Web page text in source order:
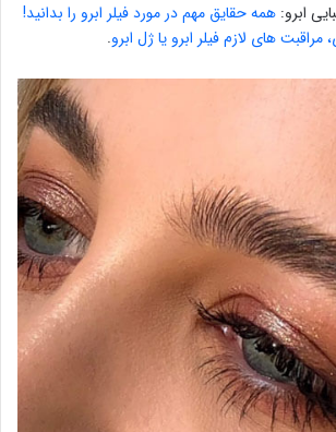
ابرو: همه حقایق مهم در مورد فیلر ابرو را بدانید!
مراقبت های لازم فیلر ابرو یا ژل ابرو.